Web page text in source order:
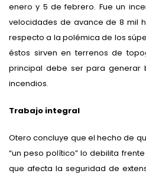
enero y 5 de febrero. Fue un
velocidades de avance de 8 mil
respecto a la polémica de los
éstos sirven en terrenos de
principal debe ser para generar
incendios.
Trabajo integral
Otero concluye que el hecho de
“un peso político” lo debilita
que afecta la seguridad de